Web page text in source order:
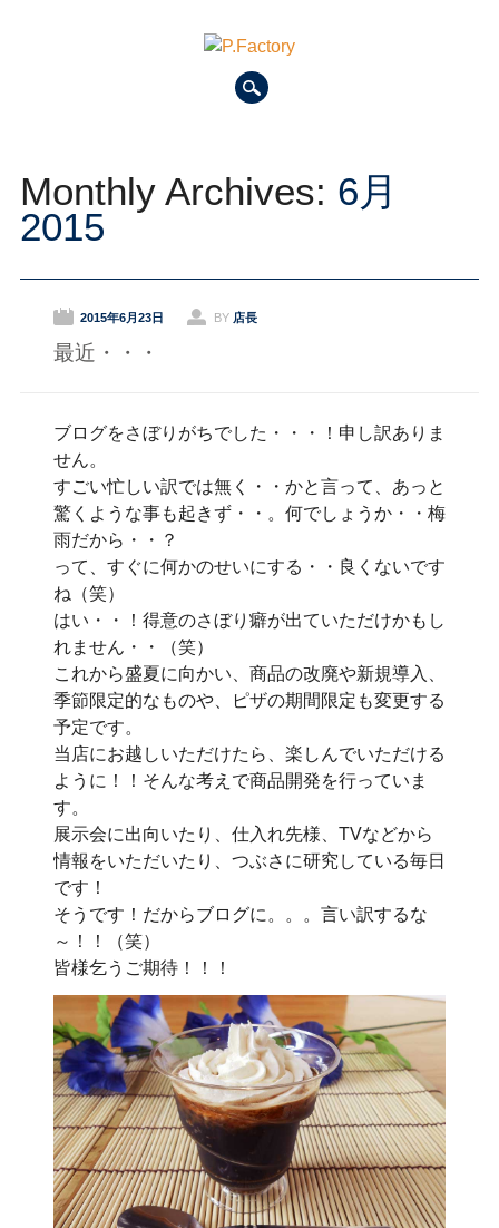
Monthly Archives: 6月
2015
2015年6月23日 BY 店長
最近・・・
ブログをさぼりがちでした・・・！申し訳ありま
せん。
すごい忙しい訳では無く・・かと言って、あっと
驚くような事も起きず・・。何でしょうか・・梅
雨だから・・？
って、すぐに何かのせいにする・・良くないです
ね（笑）
はい・・！得意のさぼり癖が出ていただけかもし
れません・・（笑）
これから盛夏に向かい、商品の改廃や新規導入、
季節限定的なものや、ピザの期間限定も変更する
予定です。
当店にお越しいただけたら、楽しんでいただける
ように！！そんな考えで商品開発を行っていま
す。
展示会に出向いたり、仕入れ先様、TVなどから
情報をいただいたり、つぶさに研究している毎日
です！
そうです！だからブログに。。。言い訳するな
～！！（笑）
皆様乞うご期待！！！